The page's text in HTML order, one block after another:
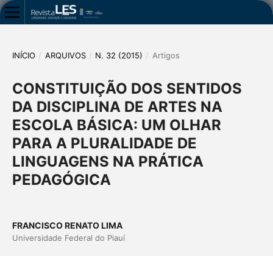
INÍCIO / ARQUIVOS / N. 32 (2015) / Artigos
CONSTITUIÇÃO DOS SENTIDOS
DA DISCIPLINA DE ARTES NA
ESCOLA BÁSICA: UM OLHAR
PARA A PLURALIDADE DE
LINGUAGENS NA PRÁTICA
PEDAGÓGICA
FRANCISCO RENATO LIMA
Universidade Federal do Piauí